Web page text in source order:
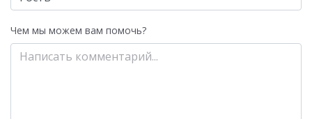
Чем мы можем вам помочь?